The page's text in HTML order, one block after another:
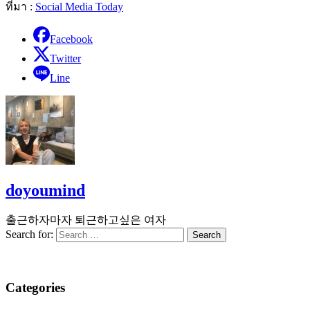
ที่มา : Social Media Today
Facebook
Twitter
Line
doyoumind
출근하자마자 퇴근하고싶은 여자
Search for:
Categories